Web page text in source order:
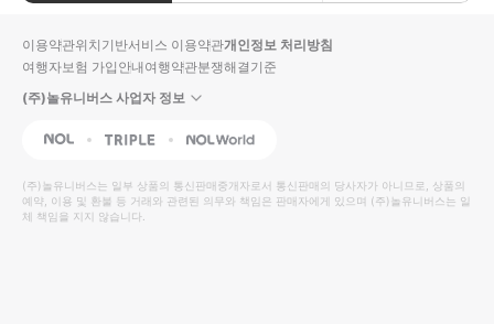
이용약관위치기반서비스 이용약관개인정보 처리방침
여행자보험 가입안내여행약관분쟁해결기준
(주)놀유니버스 사업자 정보
NOL Triple Interpark Global
(주)놀유니버스는 일부 상품의 통신판매중개자로서 통신판매의 당사자가 아니므로, 상품의
예약, 이용 및 환불 등 거래와 관련된 의무와 책임은 판매자에게 있으며 (주)놀유니버스는 일
체 책임을 지지 않습니다.